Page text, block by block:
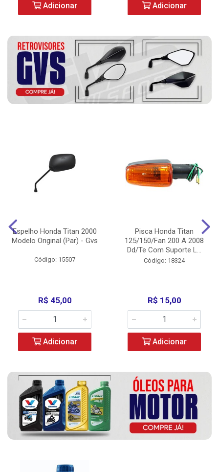
Adicionar Adicionar
Espelho Honda Titan 2000
Modelo Original (Par) - Gvs
Código: 15507
R$ 45,00
Adicionar
Pisca Honda Titan
125/150/Fan 200 A 2008
Dd/Te Com Suporte L...
Código: 18324
R$ 15,00
Adicionar